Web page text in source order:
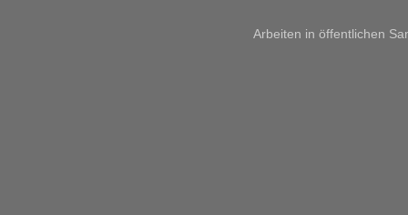
Arbeiten in öffentlichen